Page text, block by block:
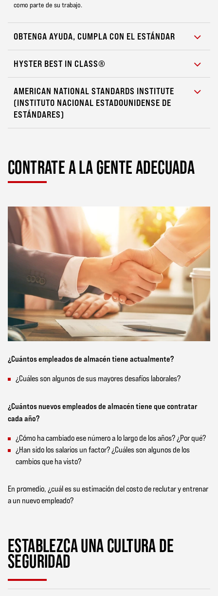
como parte de su trabajo.
OBTENGA AYUDA, CUMPLA CON EL ESTÁNDAR
HYSTER BEST IN CLASS®
AMERICAN NATIONAL STANDARDS INSTITUTE
(INSTITUTO NACIONAL ESTADOUNIDENSE DE
ESTÁNDARES)
CONTRATE A LA GENTE ADECUADA
¿Cuántos empleados de almacén tiene actualmente?
¿Cuáles son algunos de sus mayores desafíos laborales?
¿Cuántos nuevos empleados de almacén tiene que contratar
cada año?
¿Cómo ha cambiado ese número a lo largo de los años? ¿Por qué?
¿Han sido los salarios un factor? ¿Cuáles son algunos de los
cambios que ha visto?
En promedio, ¿cuál es su estimación del costo de reclutar y entrenar
a un nuevo empleado?
ESTABLEZCA UNA CULTURA DE
SEGURIDAD